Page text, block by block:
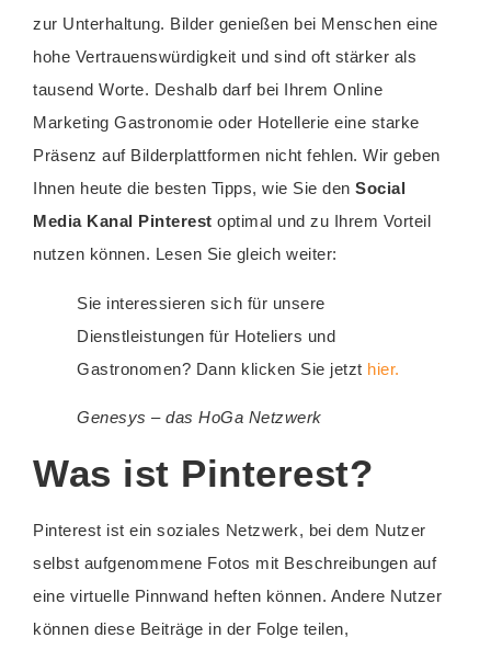
zur Unterhaltung. Bilder genießen bei Menschen eine
hohe Vertrauenswürdigkeit und sind oft stärker als
tausend Worte. Deshalb darf bei Ihrem Online
Marketing Gastronomie oder Hotellerie eine starke
Präsenz auf Bilderplattformen nicht fehlen. Wir geben
Ihnen heute die besten Tipps, wie Sie den Social
Media Kanal Pinterest optimal und zu Ihrem Vorteil
nutzen können. Lesen Sie gleich weiter:
Sie interessieren sich für unsere
Dienstleistungen für Hoteliers und
Gastronomen? Dann klicken Sie jetzt hier.
Genesys – das HoGa Netzwerk
Was ist Pinterest?
Pinterest ist ein soziales Netzwerk, bei dem Nutzer
selbst aufgenommene Fotos mit Beschreibungen auf
eine virtuelle Pinnwand heften können. Andere Nutzer
können diese Beiträge in der Folge teilen,